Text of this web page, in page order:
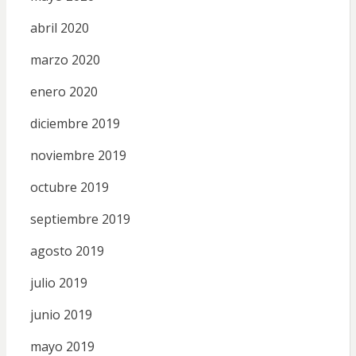
abril 2020
marzo 2020
enero 2020
diciembre 2019
noviembre 2019
octubre 2019
septiembre 2019
agosto 2019
julio 2019
junio 2019
mayo 2019